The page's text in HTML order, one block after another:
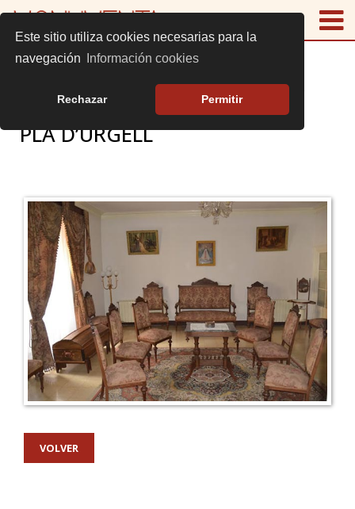
Este sitio utiliza cookies necesarias para la
navegación
Información cookies
Rechazar Permitir
PLÀ D’URGELL
VOLVER